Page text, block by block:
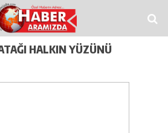
Deneme Bonusu Veren Siteler
HALKIN YÜZÜNÜ